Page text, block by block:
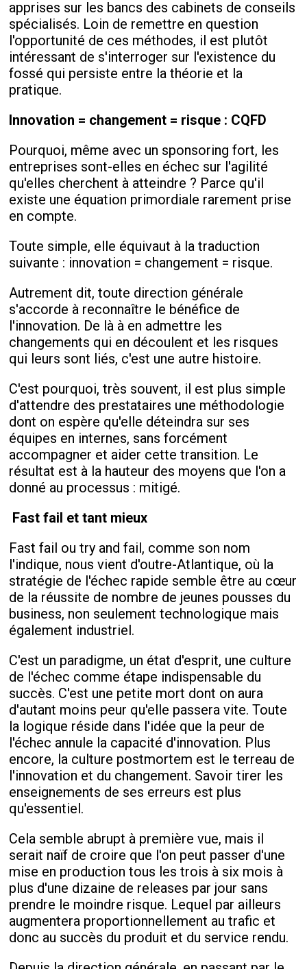
apprises sur les bancs des cabinets de conseils
spécialisés. Loin de remettre en question
l'opportunité de ces méthodes, il est plutôt
intéressant de s'interroger sur l'existence du
fossé qui persiste entre la théorie et la
pratique.
Innovation = changement = risque : CQFD
Pourquoi, même avec un sponsoring fort, les
entreprises sont-elles en échec sur l'agilité
qu'elles cherchent à atteindre ? Parce qu'il
existe une équation primordiale rarement prise
en compte.
Toute simple, elle équivaut à la traduction
suivante : innovation = changement = risque.
Autrement dit, toute direction générale
s'accorde à reconnaître le bénéfice de
l'innovation. De là à en admettre les
changements qui en découlent et les risques
qui leurs sont liés, c'est une autre histoire.
C'est pourquoi, très souvent, il est plus simple
d'attendre des prestataires une méthodologie
dont on espère qu'elle déteindra sur ses
équipes en internes, sans forcément
accompagner et aider cette transition. Le
résultat est à la hauteur des moyens que l'on a
donné au processus : mitigé.
Fast fail et tant mieux
Fast fail ou try and fail, comme son nom
l'indique, nous vient d'outre-Atlantique, où la
stratégie de l'échec rapide semble être au cœur
de la réussite de nombre de jeunes pousses du
business, non seulement technologique mais
également industriel.
C'est un paradigme, un état d'esprit, une culture
de l'échec comme étape indispensable du
succès. C'est une petite mort dont on aura
d'autant moins peur qu'elle passera vite. Toute
la logique réside dans l'idée que la peur de
l'échec annule la capacité d'innovation. Plus
encore, la culture postmortem est le terreau de
l'innovation et du changement. Savoir tirer les
enseignements de ses erreurs est plus
qu'essentiel.
Cela semble abrupt à première vue, mais il
serait naïf de croire que l'on peut passer d'une
mise en production tous les trois à six mois à
plus d'une dizaine de releases par jour sans
prendre le moindre risque. Lequel par ailleurs
augmentera proportionnellement au trafic et
donc au succès du produit et du service rendu.